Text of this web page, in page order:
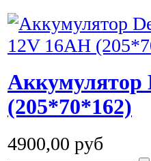
Аккумулятор
(205*70*162)
4900,00 руб